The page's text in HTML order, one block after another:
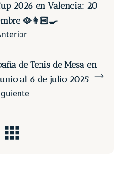
2026 en Valencia: 20
🥘👩🏻‍🍳
de Tenis de Mesa en
al 6 de julio 2025